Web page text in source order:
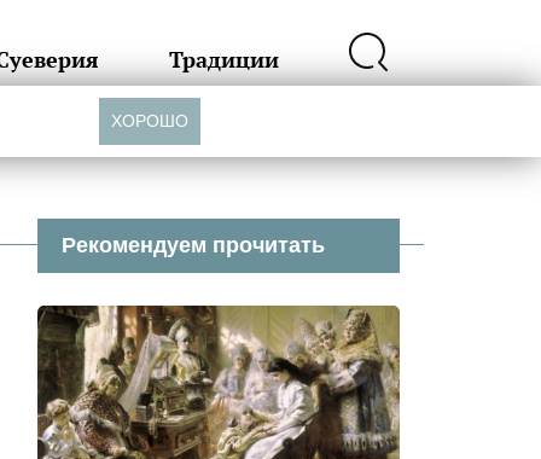
Традиции
Рекомендуем прочитать
ХОРОШО